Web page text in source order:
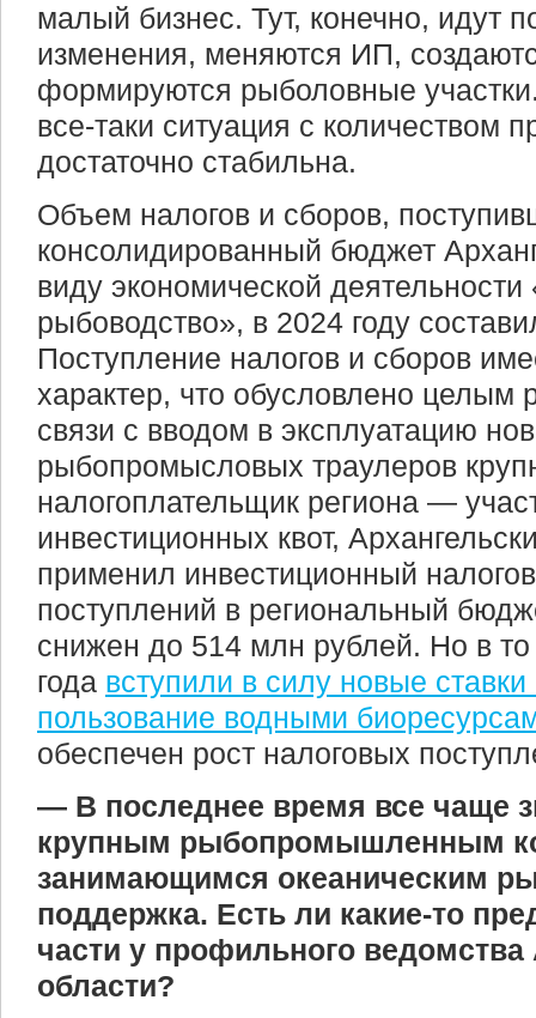
малый бизнес. Тут, конечно, идут
изменения, меняются ИП,
формируются рыболовные
все-таки ситуация с количеством
достаточно стабильна.
Объем налогов и сборов,
консолидированный бюджет
виду экономической
рыбоводство», в 2024 году
Поступление налогов и сборов
характер, что обусловлено целым
связи с вводом в эксплуатацию
рыбопромысловых траулеров
налогоплательщик региона —
инвестиционных квот,
применил инвестиционный
поступлений в региональный
снижен до 514 млн рублей. Но в
года вступили в силу новые ставки
пользование водными
обеспечен рост налоговых
— В последнее время все чаще
крупным рыбопромышленным
занимающимся океаническим
поддержка. Есть ли какие-то
части у профильного ведомства
области?